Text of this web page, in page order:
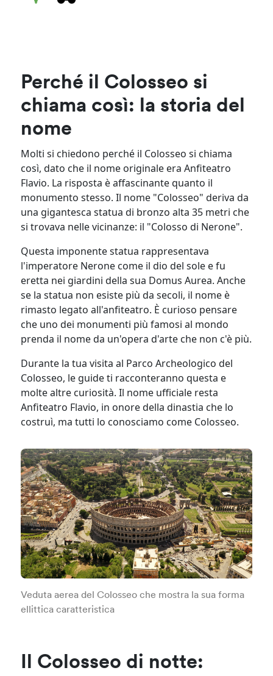
Perché il Colosseo si
chiama così: la storia del
nome
Molti si chiedono perché il Colosseo si chiama
così, dato che il nome originale era Anfiteatro
Flavio. La risposta è affascinante quanto il
monumento stesso. Il nome "Colosseo" deriva da
una gigantesca statua di bronzo alta 35 metri che
si trovava nelle vicinanze: il "Colosso di Nerone".
Questa imponente statua rappresentava
l'imperatore Nerone come il dio del sole e fu
eretta nei giardini della sua Domus Aurea. Anche
se la statua non esiste più da secoli, il nome è
rimasto legato all'anfiteatro. È curioso pensare
che uno dei monumenti più famosi al mondo
prenda il nome da un'opera d'arte che non c'è più.
Durante la tua visita al Parco Archeologico del
Colosseo, le guide ti racconteranno questa e
molte altre curiosità. Il nome ufficiale resta
Anfiteatro Flavio, in onore della dinastia che lo
costruì, ma tutti lo conosciamo come Colosseo.
Veduta aerea del Colosseo che mostra la sua forma
ellittica caratteristica
Il Colosseo di notte: